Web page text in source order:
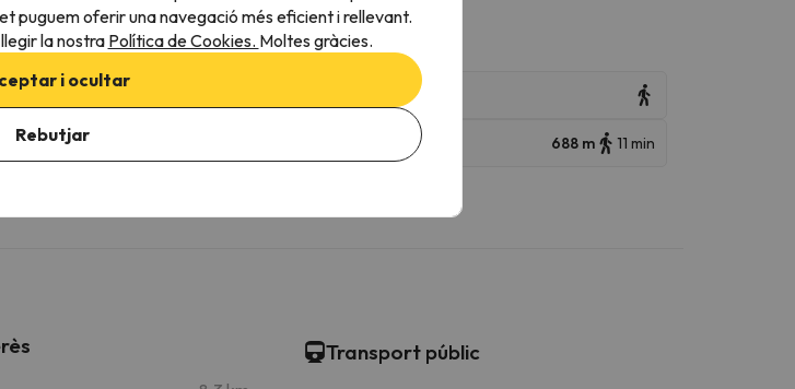
Matterhorn Express (8p Gondola) 688 m 11 min
Transport públic
puguem oferir una navegació més eficient i rellevant.
la nostra Política de Cookies. Moltes gràcies.
i ocultar
Rebutjar